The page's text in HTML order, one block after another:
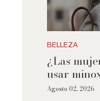
BELLEZA
¿Las
usar
Agosto 02, 2026